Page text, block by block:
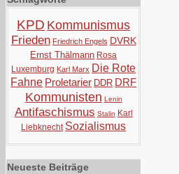
KPD Kommunismus
Frieden Friedrich Engels DVRK
Ernst Thälmann Rosa
Luxemburg Karl Marx Die Rote
Fahne Proletarier DDR DRF
Kommunisten Lenin
Antifaschismus Stalin Karl
Liebknecht Sozialismus
Neueste Beiträge